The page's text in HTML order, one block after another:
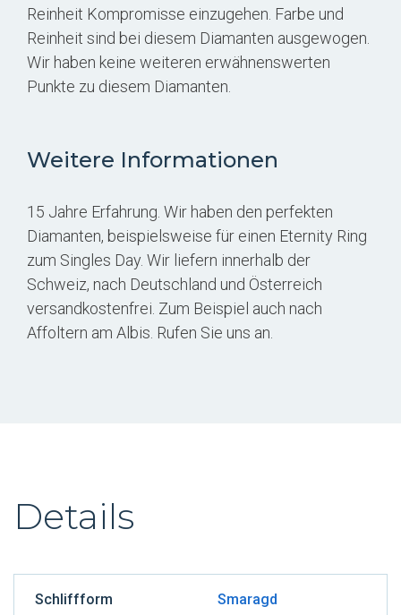
Reinheit Kompromisse einzugehen. Farbe und
Reinheit sind bei diesem Diamanten ausgewogen.
Wir haben keine weiteren erwähnenswerten
Punkte zu diesem Diamanten.
Weitere Informationen
15 Jahre Erfahrung. Wir haben den perfekten
Diamanten, beispielsweise für einen Eternity Ring
zum Singles Day. Wir liefern innerhalb der
Schweiz, nach Deutschland und Österreich
versandkostenfrei. Zum Beispiel auch nach
Affoltern am Albis. Rufen Sie uns an.
Details
Schliffform Smaragd